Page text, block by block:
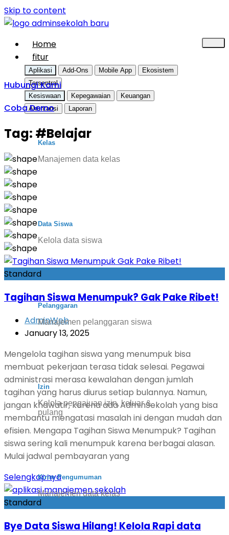
Skip to content
Home
fitur
Aplikasi Add-Ons Mobile App
Ekosistem
Tersentral
Kesiswaan
Kepegawaian
Keuangan
Akuntansi
Laporan
Kelas
Manajemen data kelas
Data Siswa
Kelola data siswa
Pelanggaran
Manajemen pelanggaran siswa
Izin
Kelola pengajuan izin, keluar &
pulang
Kirim Pengumuman
Manajemen data kelas
Hubungi Kami
Coba Demo
Tag: #Belajar
Standard
Tagihan Siswa Menumpuk? Gak Pake Ribet!
AdminWeb
January 13, 2025
Mengelola tagihan siswa yang menumpuk bisa
membuat pekerjaan terasa tidak selesai. Pegawai
administrasi merasa kewalahan dengan jumlah
tagihan yang harus diurus setiap bulannya. Namun,
jangan khawatir, karena ada AdminSekolah yang bisa
membantu mengatasi masalah ini dengan mudah dan
efisien. Mengapa Tagihan Siswa Menumpuk? Tagihan
siswa sering kali menumpuk karena berbagai alasan.
Mulai jadwal pembayaran yang
Selengkapnya
Standard
Bye Data Siswa Hilang! Kelola Rapi data